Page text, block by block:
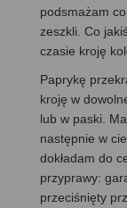
podsmażam
zeszkli. Co
czasie kroję
Paprykę
kroję w
lub w paski.
następnie w
dokładam do
przyprawy:
przeciśnięty